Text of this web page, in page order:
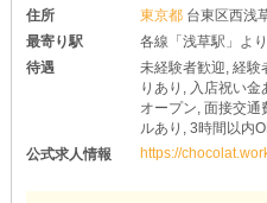
住所
東京都 台東区西浅
最寄り駅
各線「浅草駅」よ
待遇
未経験者歓迎, 経験
りあり, 入店祝い金
オープン, 面接交通
ルあり, 3時間以内
公式求人情報
https://